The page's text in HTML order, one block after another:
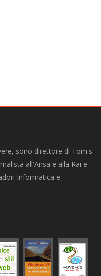
sono direttore di Tom's
all'Ansa e alla Rai e
Informatica e